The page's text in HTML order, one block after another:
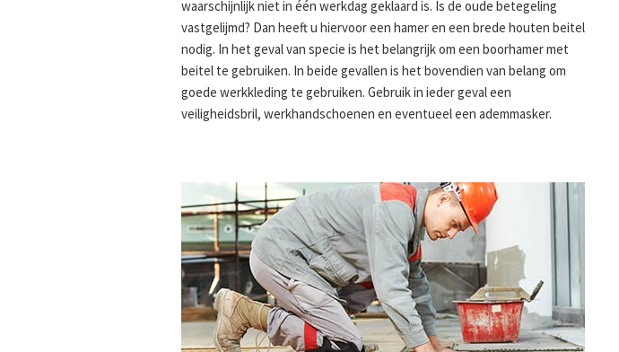
waarschijnlijk niet in één werkdag geklaard is. Is de oude betegeling
vastgelijmd? Dan heeft u hiervoor een hamer en een brede houten beitel
nodig. In het geval van specie is het belangrijk om een boorhamer met
beitel te gebruiken. In beide gevallen is het bovendien van belang om
goede werkkleding te gebruiken. Gebruik in ieder geval een
veiligheidsbril, werkhandschoenen en eventueel een ademmasker.